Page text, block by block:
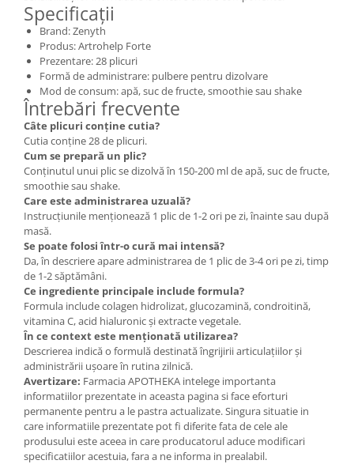
Specificații
Brand: Zenyth
Produs: Artrohelp Forte
Prezentare: 28 plicuri
Formă de administrare: pulbere pentru dizolvare
Mod de consum: apă, suc de fructe, smoothie sau shake
Întrebări frecvente
Câte plicuri conține cutia?
Cutia conține 28 de plicuri.
Cum se prepară un plic?
Conținutul unui plic se dizolvă în 150-200 ml de apă, suc de fructe,
smoothie sau shake.
Care este administrarea uzuală?
Instrucțiunile menționează 1 plic de 1-2 ori pe zi, înainte sau după
masă.
Se poate folosi într-o cură mai intensă?
Da, în descriere apare administrarea de 1 plic de 3-4 ori pe zi, timp
de 1-2 săptămâni.
Ce ingrediente principale include formula?
Formula include colagen hidrolizat, glucozamină, condroitină,
vitamina C, acid hialuronic și extracte vegetale.
În ce context este menționată utilizarea?
Descrierea indică o formulă destinată îngrijirii articulațiilor și
administrării ușoare în rutina zilnică.
Avertizare: Farmacia APOTHEKA intelege importanta
informatiilor prezentate in aceasta pagina si face eforturi
permanente pentru a le pastra actualizate. Singura situatie in
care informatiile prezentate pot fi diferite fata de cele ale
produsului este aceea in care producatorul aduce modificari
specificatiilor acestuia, fara a ne informa in prealabil.